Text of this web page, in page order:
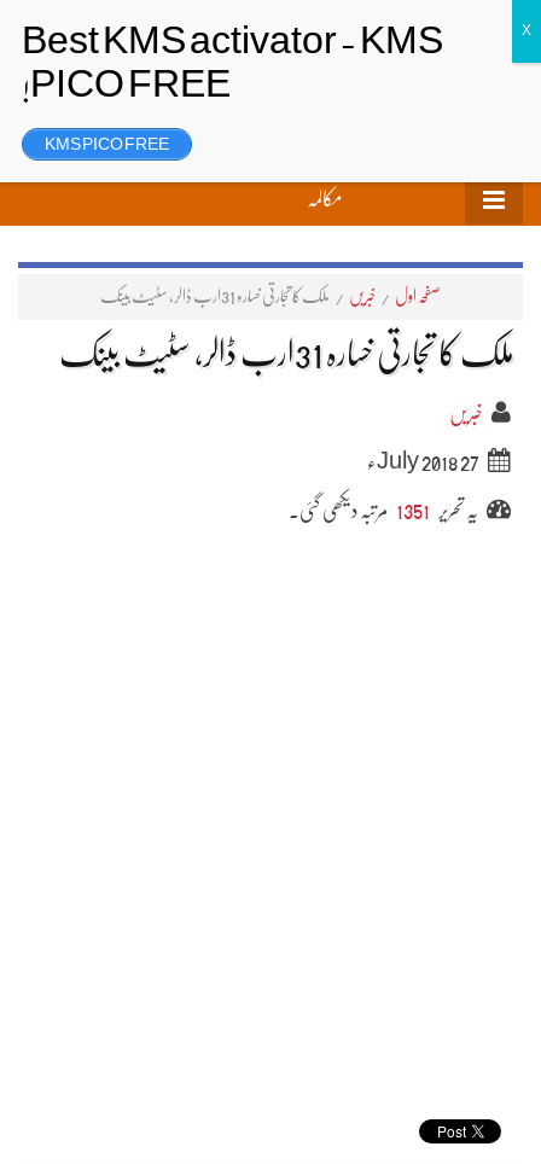
رجسٹر
مکالمہ
صفحہ اول / خبریں / ملک کا تجارتی خسارہ 31ارب ڈالر، سٹیٹ بینک
ملک کا تجارتی خسارہ 31ارب ڈالر، سٹیٹ بینک
خبریں
27 July 2018ء
یہ تحریر 1351 مرتبہ دیکھی گئی۔
KMS PICO FREE